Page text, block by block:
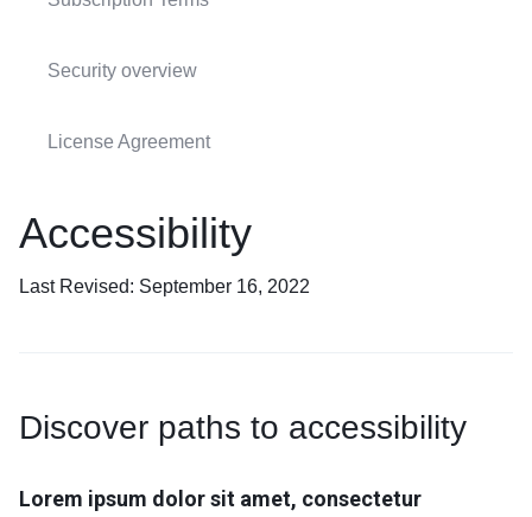
Security overview
License Agreement
Accessibility
Last Revised: September 16, 2022
Discover paths to accessibility
Lorem ipsum dolor sit amet, consectetur